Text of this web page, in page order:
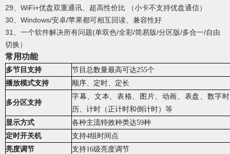
29、WiFi+优盘双重通讯、超高性价比 （小卡不支持优盘通信）
30、Windows/安卓/苹果都可相互回读、兼容性好
31、一个软件解决所有问题(单双色/全彩/简易版/分区版/多合一/自由
切换）
常用功能
多节目支持
节目总数量最高可达255个
播放模式支持
顺序、定时、定长
多分区支持
字幕、文本、表格、图片、动画、表盘、数字
历、计时 （ 正计时和倒计时） 等
显示方式
各种主流特效种类达59种
定时开关机
支持4组时间点
亮度调节
支持16级亮度调节